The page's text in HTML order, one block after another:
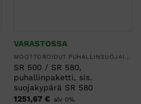
VARASTOSSA
MOOTTOROIDUT PUHALLINSUOJAIMET
SR 500 / SR 580,
puhallinpaketti, sis.
suojakypärä SR 580
1251,67 € alv 0%